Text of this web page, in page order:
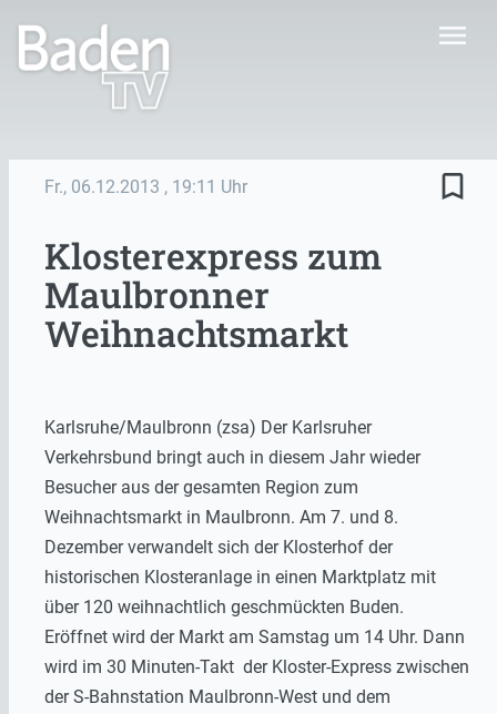
menu
Fr., 06.12.2013 , 19:11 Uhr bookmark_border
Klosterexpress zum
Maulbronner
Weihnachtsmarkt
Karlsruhe/Maulbronn (zsa) Der Karlsruher
Verkehrsbund bringt auch in diesem Jahr wieder
Besucher aus der gesamten Region zum
Weihnachtsmarkt in Maulbronn. Am 7. und 8.
Dezember verwandelt sich der Klosterhof der
historischen Klosteranlage in einen Marktplatz mit
über 120 weihnachtlich geschmückten Buden.
Eröffnet wird der Markt am Samstag um 14 Uhr. Dann
wird im 30 Minuten-Takt der Kloster-Express zwischen
der S-Bahnstation Maulbronn-West und dem